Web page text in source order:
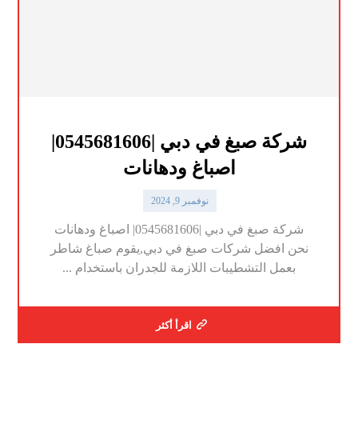
اصباغ ودهانات
نوفمبر 9, 2024
شركة صبغ في دبي |0545681606| اصباغ ودهانات
نحن افضل شركات صبغ في دبي,يقوم صباغ شاطر
بعمل التشطيبات اللازمة للجدران باستخدام ...
اقرأ أكثر